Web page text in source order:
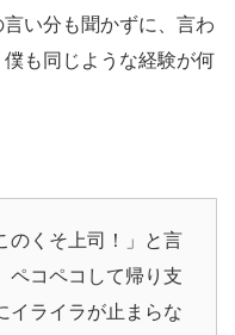
言い分も聞かずに、言わ
も同じような経験が何
のくそ上司！」と言
ペコペコして帰り支
イライラが止まらな